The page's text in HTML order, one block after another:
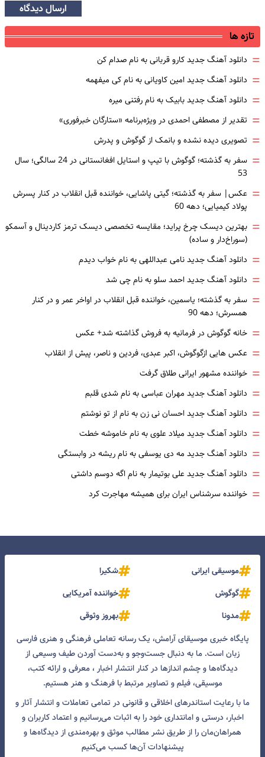
ارسال دیدگاه
تازه ها
= دانلود آهنگ جدید کارو قربانی به نام صدام کن
= دانلود آهنگ جدید امین کاویانی به نام کی میفهمه
= دانلود آهنگ جدید بابیک به نام رفتنی میره
= تقدیر از مصطفی احمدی در ویژه‌برنامه «ستارگان خبرفوری»
= تصویری دیده نشده و بانمک از گوگوش و پدرش
=
سفر به گذشته؛ گوگوش با تیپ و استایل افغانستانی در 24 سالگی؛ سال
53
= عکس| سفر به گذشته؛ گیتی پاشایی، خواننده قبل انقلاب در کنار پسرش
پولاد کیمیایی؛ دهه 60
= بهترین دیسک چرخ پراید؛ مقایسه تخصصی دیسک ترمز کاردینال و آسمکو
(سوراخ‌دار و ساده)
= دانلود آهنگ جدید نامی عبداللهی به نام خواب دیدم
= دانلود آهنگ جدید احمد سلو به نام چی شد
= سفر به گذشته؛ یاسمین، خواننده قبل انقلاب در اواخر عمر و در کنار
همسرش؛ دهه 90
= خانه گوگوش در فرمانیه به فروش گذاشته شد+ عکس
= عکس هایی ازگوگوش، اکبر عبدی، فردین و ناصر، پیش از انقلاب
= خواننده مشهور ایرانی طلاق گرفت
= دانلود آهنگ جدید مهران عباسی به نام شدی قلبم
= دانلود آهنگ جدید احسان نی زن به نام از تو نوشتم
= دانلود آهنگ جدید میلاد علوی به نام خاموشه خطت
= دانلود آهنگ جدید مه دی یوسفی به نام ریشه در وابستگی
= دانلود آهنگ جدید علی بوتیمار به نام اگه دوسم داشتی
= خواننده سرشناس ایران برای همیشه مهاجرت کرد
موسیقی ایرانی
شکیرا
گوگوش
خواننده آمریکایی
مدونا
بهروز وثوقی
پایگاه خبری موسیقای آرامش، یک رسانه تعاملی فرهنگی و هنری فارسی
زبان است. ما به دنبال جست‌و‌جو و به‌دست آوردن طیف وسیعی از
دیدگاه‌ها و چشم انداز‌ها در کنار انتشار اخبار ، معرفی و ارائه کتب،
موسیقی، فیلم و تصاویر مرتبط با فرهنگ و هنر هستیم.
ما با رعایت استاندرهای اخلاقی و قانونی در تمامی تعاملات و انتشار آثار و
اخبار، درستی و امانتداری خود را به اثبات می‌رسانیم و اعتماد کاربران و
همراهان‌مان را از طریق نشر مطالب موثق و بهره‌مندی از دیدگاه‌ها و
پیشنهادات آن‌ها کسب می‌کنیم